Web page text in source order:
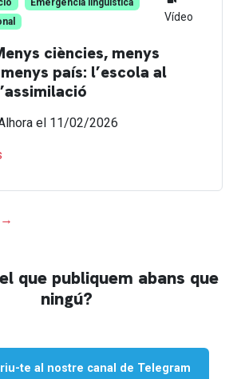
Emergència lingüística
Vídeo
ciències, menys
país: l’escola al
el 11/02/2026
→
que publiquem abans que
ningú?
te al nostre canal de Telegram